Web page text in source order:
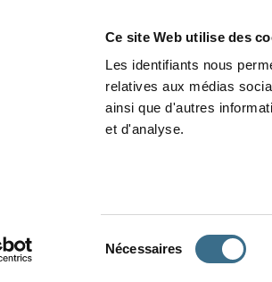
Ce site Web utilise des
Les identifiants nous
relatives aux médias
ainsi que d'autres
et d'analyse.
Nécessaires